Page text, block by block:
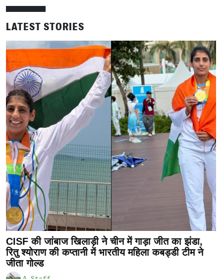
LATEST STORIES
CISF की जांबाज खिलाड़ी ने चीन में गाड़ा जीत का झंडा,
रितु श्योराण की कप्तानी में भारतीय महिला कबड्डी टीम ने
जीता गोल्ड